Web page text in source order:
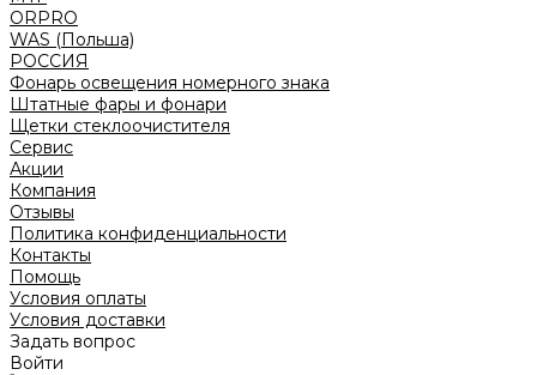
ORPRO
WAS (Польша)
РОССИЯ
Фонарь освещения номерного знака
Штатные фары и фонари
Щетки стеклоочистителя
Сервис
Акции
Компания
Отзывы
Политика конфиденциальности
Контакты
Помощь
Условия оплаты
Условия доставки
Задать вопрос
Войти